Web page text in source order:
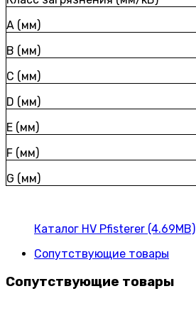
A (мм)
B (мм)
C (мм)
D (мм)
E (мм)
F (мм)
G (мм)
Каталог HV Pfisterer (4.69MB)
Сопутствующие товары
Сопутствующие товары